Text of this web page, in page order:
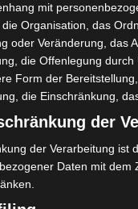
des
mit
die Organisation, das
oder Veränderung, das
die Offenlegung
Form der
die Einschränkung,
der
der Verarbeitung ist
Daten mit dem